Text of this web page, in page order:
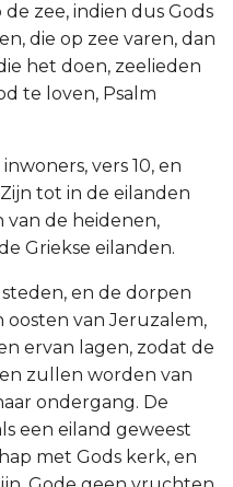
zee, indien dus Gods
die op zee varen, dan
het doen, zeelieden
te loven, Psalm
vers 10, en
tot in de eilanden
van de heidenen,
Griekse eilanden.
en de dorpen
oosten van Jeruzalem,
ervan lagen, zodat de
zullen worden van
ondergang. De
een eiland geweest
met Gods kerk, en